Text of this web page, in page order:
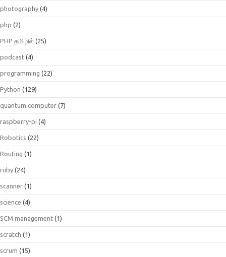
photography (4)
php (2)
PHP தமிழில் (25)
podcast (4)
programming (22)
Python (129)
quantum.computer (7)
raspberry-pi (4)
Robotics (22)
Routing (1)
ruby (24)
scanner (1)
science (4)
SCM management (1)
scratch (1)
scrum (15)